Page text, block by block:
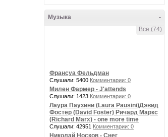
-
Музыка
Все (74)
Франсуа Фельдман
Слушали: 5400 Комментарии: 0
Милен Фармер - J'attends
Слушали: 1423 Комментарии: 0
Лаура Паузини (Laura Pausini)Дэвид
Фостер (David Foster) Ричард Маркс
(Richard Marx) - one more time
Слушали: 42951 Комментарии: 0
Николай Носков - Снег